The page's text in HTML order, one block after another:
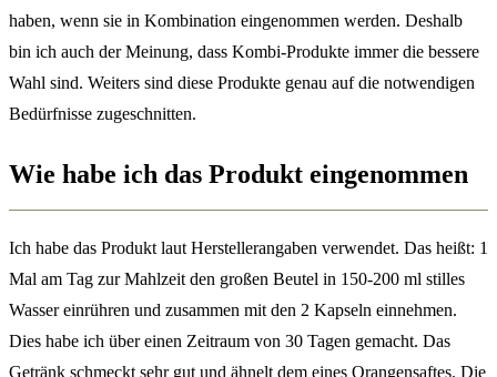
haben, wenn sie in Kombination eingenommen werden. Deshalb
bin ich auch der Meinung, dass Kombi-Produkte immer die bessere
Wahl sind. Weiters sind diese Produkte genau auf die notwendigen
Bedürfnisse zugeschnitten.
Wie habe ich das Produkt eingenommen
Ich habe das Produkt laut Herstellerangaben verwendet. Das heißt: 1
Mal am Tag zur Mahlzeit den großen Beutel in 150-200 ml stilles
Wasser einrühren und zusammen mit den 2 Kapseln einnehmen.
Dies habe ich über einen Zeitraum von 30 Tagen gemacht. Das
Getränk schmeckt sehr gut und ähnelt dem eines Orangensaftes. Die